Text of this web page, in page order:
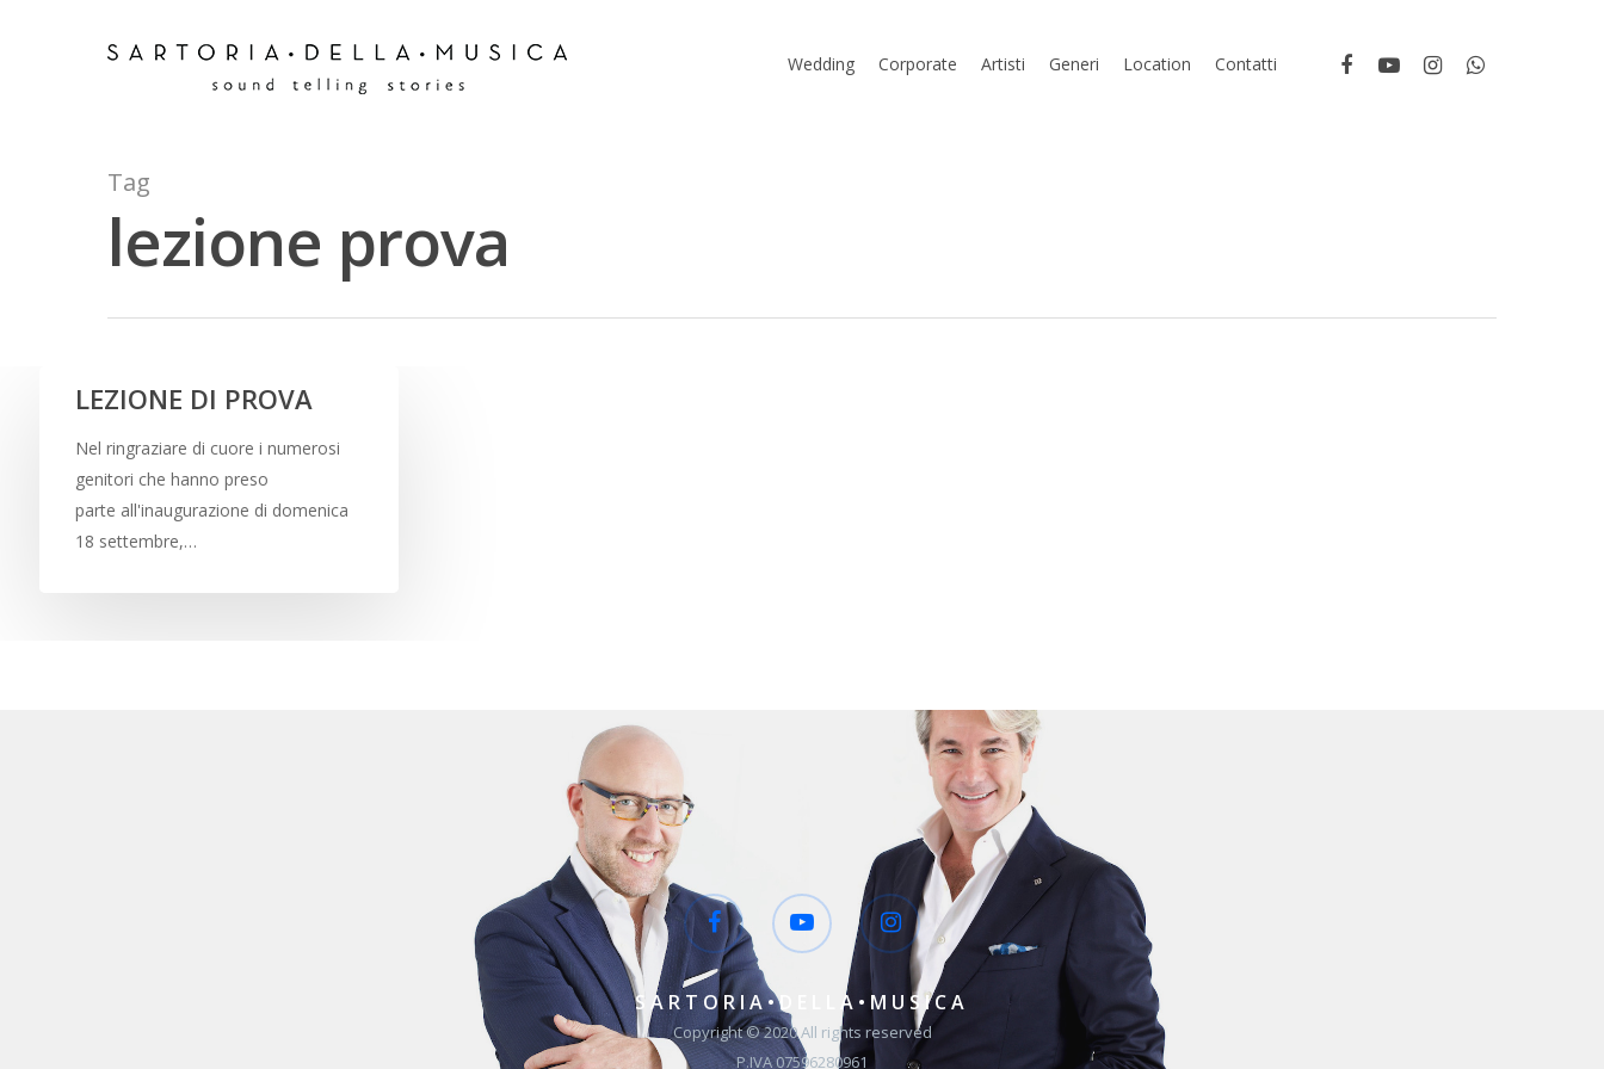
Hit enter to search or ESC to close
Wedding Corporate Artisti Generi Location Contatti
Tag
lezione prova
LEZIONE DI PROVA
Nel ringraziare di cuore i numerosi
genitori che hanno preso
parte all'inaugurazione di domenica
18 settembre,…
SARTORIA•DELLA•MUSICA
Copyright © 2020 All rights reserved
P.IVA 07596280961